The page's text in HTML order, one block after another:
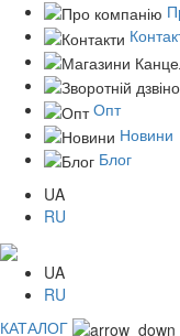
Опт
Новини
Блог
UA
RU
UA
RU
КАТАЛОГ